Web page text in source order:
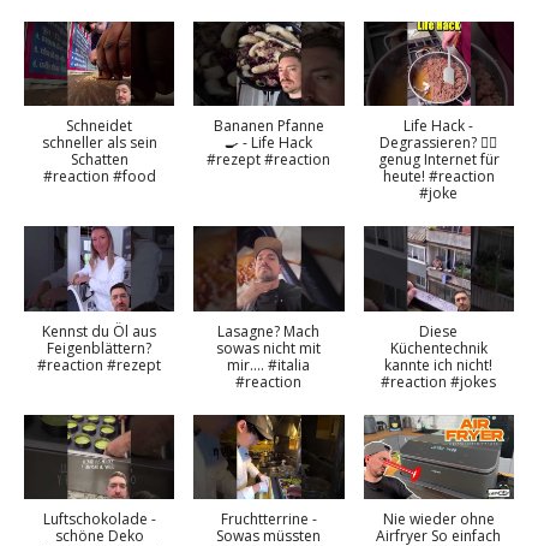
Schneidet
schneller als sein
Schatten
#reaction #food
Bananen Pfanne
🍳 - Life Hack
#rezept #reaction
Life Hack -
Degrassieren? 😵‍💫
genug Internet für
heute! #reaction
#joke
Kennst du Öl aus
Feigenblättern?
#reaction #rezept
Lasagne? Mach
sowas nicht mit
mir…. #italia
#reaction
Diese
Küchentechnik
kannte ich nicht!
#reaction #jokes
Luftschokolade -
schöne Deko
Fruchtterrine -
Sowas müssten
Nie wieder ohne
Airfryer So einfach